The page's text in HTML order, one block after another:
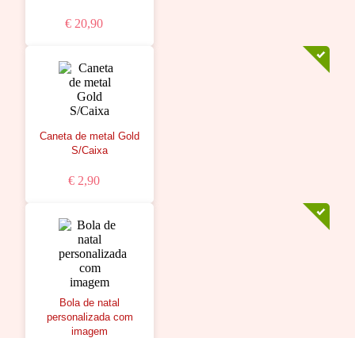
€ 20,90
Caneta de metal Gold
S/Caixa
€ 2,90
Bola de natal
personalizada com
imagem